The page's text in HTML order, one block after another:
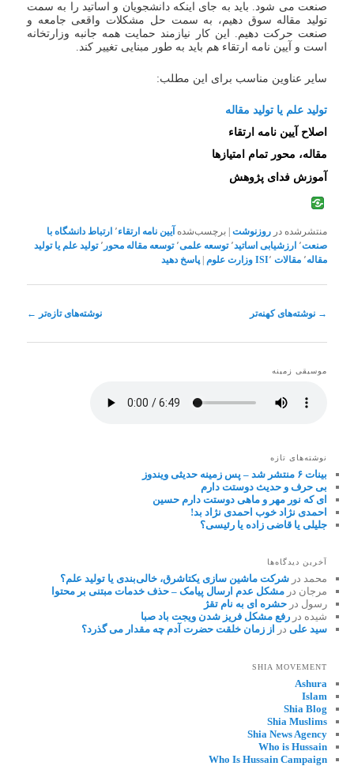
صنعت می شود. باید به جای اینکه دانشجویان و اساتید را به سمت
تولید مقاله سوق دهیم، به سمت حل مشکلات واقعی جامعه و
صنعت حرکت دهیم. این کار نیازمند حمایت همه جانبه وزارتخانه
است و آیین نامه ارتقاء هم باید به طور مبنایی تغییر کند.
سایر عناوین مناسب برای این مطلب:
تولید علم یا تولید مقاله
اصلاح آیین نامه ارتقاء
مقاله، محور تمام امتیازها
آموزش فدای پژوهش
منتشرشده در روزنوشت |برچسب‌شده آیین نامه ارتقاء٬ ارتباط دانشگاه با
صنعت٬ ارزشیابی اساتید٬ توسعه علمی٬ توسعه مقاله محور ٬ تولید علم یا تولید
مقاله٬ مقالات ISI ٬ وزارت علوم |پاسخ دهید
ناوبری→ نوشته‌های کهنه‌تر نوشته‌های تازه‌تر ←
موسیقی زمینه
نوشته‌های تازه
بینات ۶ منتشر شد – پس زمینه حدیثی ویندوز
بی حرف و حدیث دوستت دارم
ای که نور مهر و ماهی دوستت دارم حسین
احمدی نژاد خوب احمدی نژاد بد!
جلیلی یا قاضی زاده یا رئیسی؟
آخرین دیدگاه‌ها
محمد درشرکت ماشین سازی یکتاشرق، خالی‌بندی یا تولید علم؟
مرجان درمشکل عدم ارسال پیامک – حذف خدمات مبتنی بر محتوا
رسول درحشره ای به نام تقژ
شیده دررفع مشکل فریز شدن ویجت باد صبا
سید علی در از زمان خلقت حضرت آدم چه مقدار می گذرد؟
SHIA MOVEMENT
Ashura
Islam
Shia Blog
Shia Muslims
Shia News Agency
Who is Hussain
Who Is Hussain Campaign